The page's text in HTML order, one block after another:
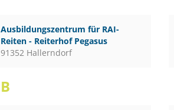
Ausbildungszentrum für RAI-
Reiten - Reiterhof Pegasus
91352 Hallerndorf
B